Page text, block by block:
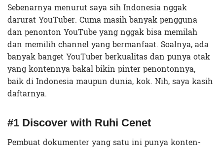
Sebenarnya menurut saya sih Indonesia nggak
darurat YouTuber. Cuma masih banyak pengguna
dan penonton YouTube yang nggak bisa memilah
dan memilih channel yang bermanfaat. Soalnya, ada
banyak banget YouTuber berkualitas dan punya otak
yang kontennya bakal bikin pinter penontonnya,
baik di Indonesia maupun dunia, kok. Nih, saya kasih
daftarnya.
#1 Discover with Ruhi Cenet
Pembuat dokumenter yang satu ini punya konten-